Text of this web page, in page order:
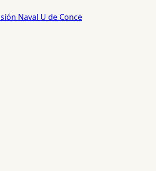
Naval U de Conce